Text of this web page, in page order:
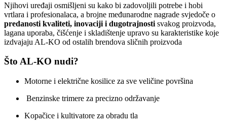
Njihovi uređaji osmišljeni su kako bi zadovoljili potrebe i hobi
vrtlara i profesionalaca, a brojne međunarodne nagrade svjedoče o
predanosti kvaliteti, inovaciji i dugotrajnosti svakog proizvoda,
lagana uporaba, čišćenje i skladištenje upravo su karakteristike koje
izdvajaju AL-KO od ostalih brendova sličnih proizvoda
Što AL-KO nudi?
Motorne i električne kosilice za sve veličine površina
Benzinske trimere za precizno održavanje
Kopačice i kultivatore za obradu tla